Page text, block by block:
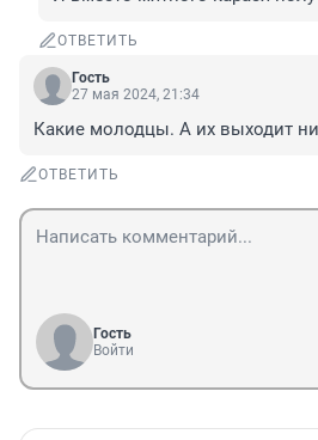
ОТВЕТИТЬ
Гость
27 мая 2024, 21:34
Какие молодцы. А их выходит
ОТВЕТИТЬ
Гость
Войти